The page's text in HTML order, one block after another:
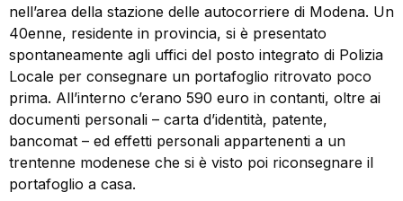
nell’area della stazione delle autocorriere di Modena. Un
40enne, residente in provincia, si è presentato
spontaneamente agli uffici del posto integrato di Polizia
Locale per consegnare un portafoglio ritrovato poco
prima. All’interno c’erano 590 euro in contanti, oltre ai
documenti personali – carta d’identità, patente,
bancomat – ed effetti personali appartenenti a un
trentenne modenese che si è visto poi riconsegnare il
portafoglio a casa.